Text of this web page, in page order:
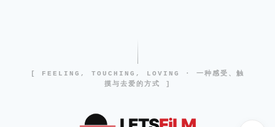
[ FEELING, TOUCHING, LOVING · 一种感受、触
摸与去爱的方式 ]